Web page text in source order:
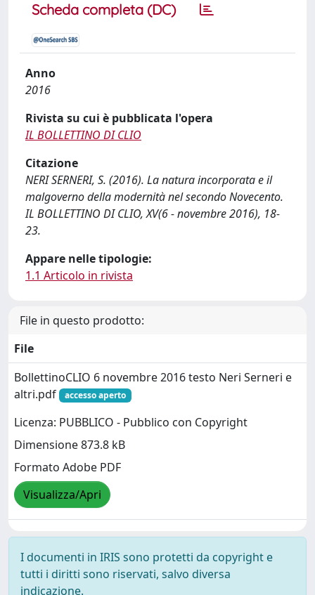
Scheda completa (DC)
Anno
2016
Rivista su cui è pubblicata l'opera
IL BOLLETTINO DI CLIO
Citazione
NERI SERNERI, S. (2016). La natura incorporata e il
malgoverno della modernità nel secondo Novecento.
IL BOLLETTINO DI CLIO, XV(6 - novembre 2016), 18-
23.
Appare nelle tipologie:
1.1 Articolo in rivista
File in questo prodotto:
File
BollettinoCLIO 6 novembre 2016 testo Neri Serneri e
altri.pdf
accesso aperto
Licenza: PUBBLICO - Pubblico con Copyright
Dimensione 873.8 kB
Formato Adobe PDF
Visualizza/Apri
I documenti in IRIS sono protetti da copyright e
tutti i diritti sono riservati, salvo diversa
indicazione.